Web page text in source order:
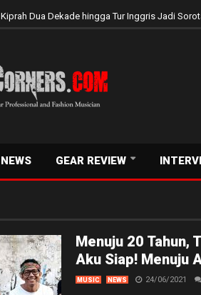
Band Rock Wongalas : Eksistensi Musisi Rock
NEWS GEAR REVIEW
Menuju 20 Tahun,
Aku Siap! Menuju
MUSIC NEWS 24/06/2021